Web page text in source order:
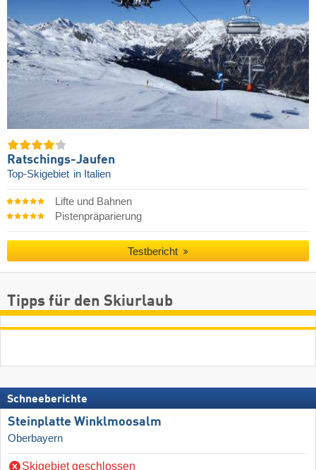
Ratschings-Jaufen
Top-Skigebiet in Italien
Lifte und Bahnen
Pistenpräparierung
Testbericht
Tipps für den Skiurlaub
Schneeberichte
Steinplatte Winklmoosalm
Oberbayern
Skigebiet geschlossen